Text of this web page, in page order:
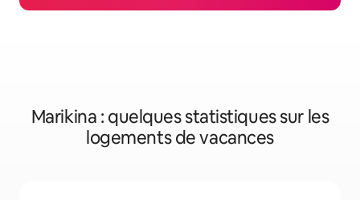
Marikina : quelques statistiques sur les
logements de vacances